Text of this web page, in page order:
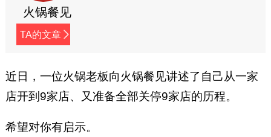
火锅餐见
TA的文章
近日，一位火锅老板向火锅餐见讲述了自己从一家
店开到9家店、又准备全部关停9家店的历程。
希望对你有启示。